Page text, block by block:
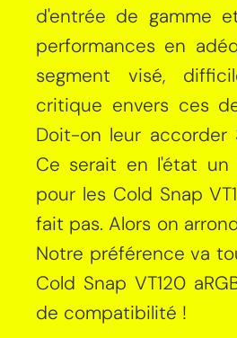
d'entrée de gamme
performances en
segment visé,
critique envers ces
Doit-on leur
Ce serait en l'état un
pour les Cold Snap
fait pas. Alors on
Notre préférence va
Cold Snap VT120
de compatibilité !